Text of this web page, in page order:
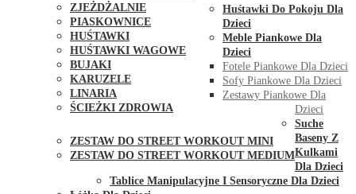
ZJEŻDŻALNIE
PIASKOWNICE
HUŚTAWKI
HUŚTAWKI WAGOWE
BUJAKI
KARUZELE
LINARIA
ŚCIEŻKI ZDROWIA
ZESTAW DO STREET WORKOUT MINI
ZESTAW DO STREET WORKOUT MEDIUM
Huśtawki Do Pokoju Dla
Dzieci
Meble Piankowe Dla
Dzieci
Fotele Piankowe Dla Dzieci
Sofy Piankowe Dla Dzieci
Zestawy Piankowe Dla
Dzieci
Suche
Baseny Z
Kulkami
Dla Dzieci
Tablice Manipulacyjne I Sensoryczne Dla Dzieci